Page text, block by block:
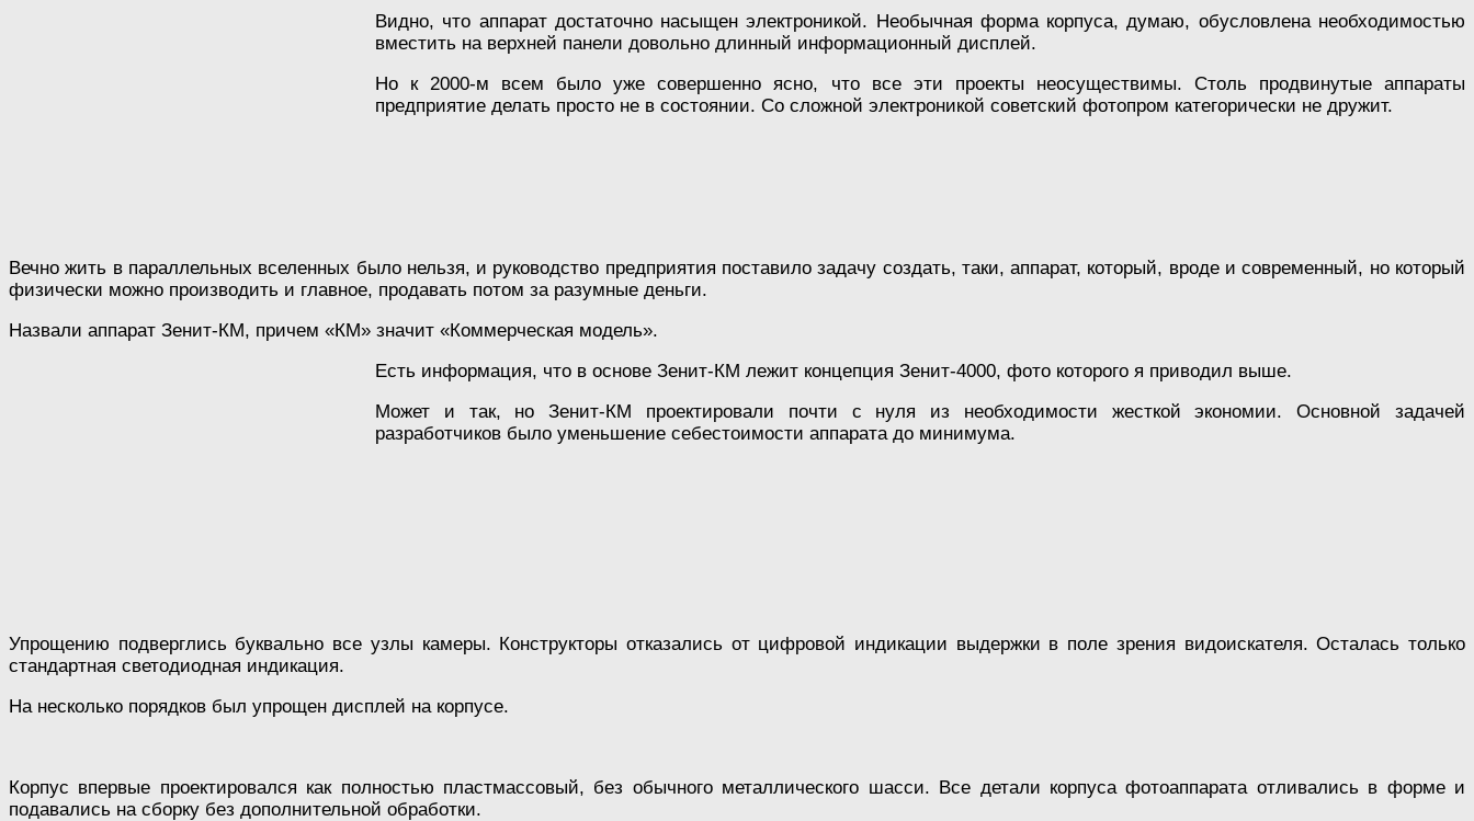
Видно, что аппарат достаточно насыщен электроникой. Необычная форма корпуса, думаю, обусловлена необходимостью
вместить на верхней панели довольно длинный информационный дисплей.
Но к 2000-м всем было уже совершенно ясно, что все эти проекты неосуществимы. Столь продвинутые аппараты
предприятие делать просто не в состоянии. Со сложной электроникой советский фотопром категорически не дружит.
Вечно жить в параллельных вселенных было нельзя, и руководство предприятия поставило задачу создать, таки, аппарат, который, вроде и современный, но который
физически можно производить и главное, продавать потом за разумные деньги.
Назвали аппарат Зенит-КМ, причем «КМ» значит «Коммерческая модель».
Есть информация, что в основе Зенит-КМ лежит концепция Зенит-4000, фото которого я приводил выше.
Может и так, но Зенит-КМ проектировали почти с нуля из необходимости жесткой экономии. Основной задачей
разработчиков было уменьшение себестоимости аппарата до минимума.
Упрощению подверглись буквально все узлы камеры. Конструкторы отказались от цифровой индикации выдержки в поле зрения видоискателя. Осталась только
стандартная светодиодная индикация.
На несколько порядков был упрощен дисплей на корпусе.
Корпус впервые проектировался как полностью пластмассовый, без обычного металлического шасси. Все детали корпуса фотоаппарата отливались в форме и
подавались на сборку без дополнительной обработки.